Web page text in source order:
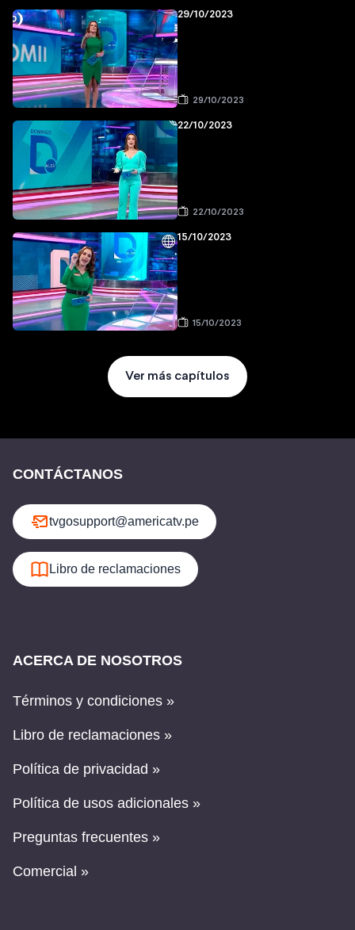
29/10/2023
29/10/2023
22/10/2023
22/10/2023
15/10/2023
15/10/2023
Ver más capítulos
CONTÁCTANOS
tvgosupport@americatv.pe
Libro de reclamaciones
ACERCA DE NOSOTROS
Términos y condiciones »
Libro de reclamaciones »
Política de privacidad »
Política de usos adicionales »
Preguntas frecuentes »
Comercial »